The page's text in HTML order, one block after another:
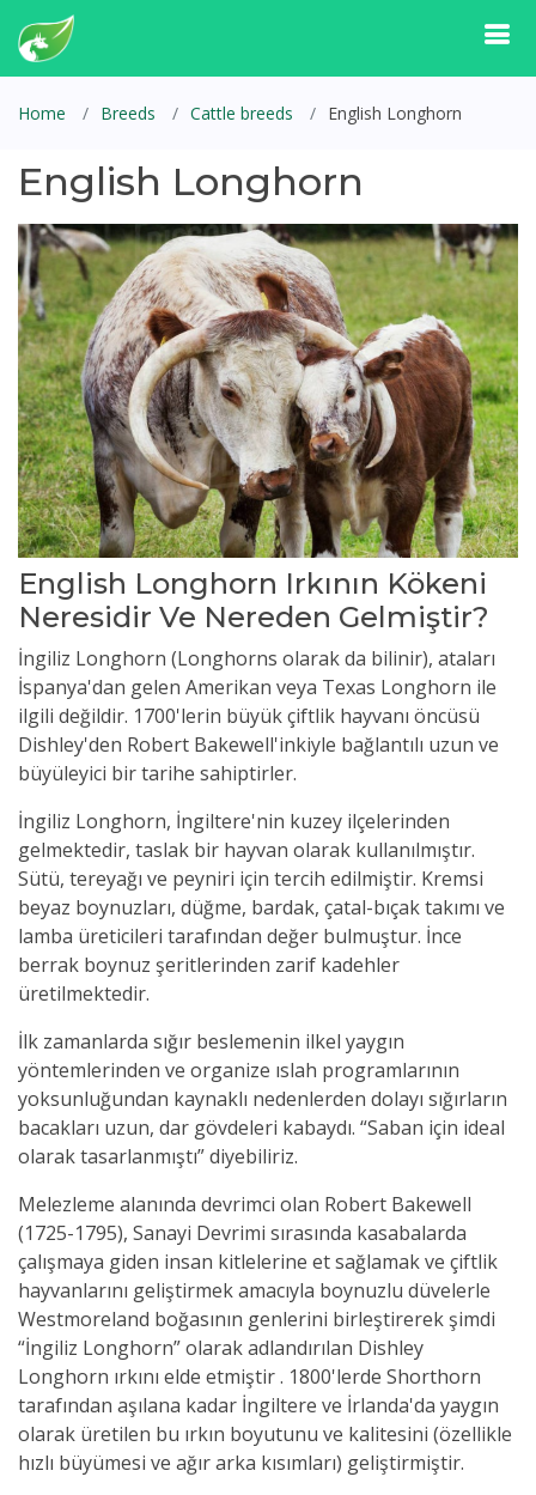
Home Breeds Cattle breeds English Longhorn
English Longhorn
English Longhorn Irkının Kökeni
Neresidir Ve Nereden Gelmiştir?
İngiliz Longhorn (Longhorns olarak da bilinir), ataları
İspanya'dan gelen Amerikan veya Texas Longhorn ile
ilgili değildir. 1700'lerin büyük çiftlik hayvanı öncüsü
Dishley'den Robert Bakewell'inkiyle bağlantılı uzun ve
büyüleyici bir tarihe sahiptirler.
İngiliz Longhorn, İngiltere'nin kuzey ilçelerinden
gelmektedir, taslak bir hayvan olarak kullanılmıştır.
Sütü, tereyağı ve peyniri için tercih edilmiştir. Kremsi
beyaz boynuzları, düğme, bardak, çatal-bıçak takımı ve
lamba üreticileri tarafından değer bulmuştur. İnce
berrak boynuz şeritlerinden zarif kadehler
üretilmektedir.
İlk zamanlarda sığır beslemenin ilkel yaygın
yöntemlerinden ve organize ıslah programlarının
yoksunluğundan kaynaklı nedenlerden dolayı sığırların
bacakları uzun, dar gövdeleri kabaydı. “Saban için ideal
olarak tasarlanmıştı” diyebiliriz.
Melezleme alanında devrimci olan Robert Bakewell
(1725-1795), Sanayi Devrimi sırasında kasabalarda
çalışmaya giden insan kitlelerine et sağlamak ve çiftlik
hayvanlarını geliştirmek amacıyla boynuzlu düvelerle
Westmoreland boğasının genlerini birleştirerek şimdi
“İngiliz Longhorn” olarak adlandırılan Dishley
Longhorn ırkını elde etmiştir . 1800'lerde Shorthorn
tarafından aşılana kadar İngiltere ve İrlanda'da yaygın
olarak üretilen bu ırkın boyutunu ve kalitesini (özellikle
hızlı büyümesi ve ağır arka kısımları) geliştirmiştir.